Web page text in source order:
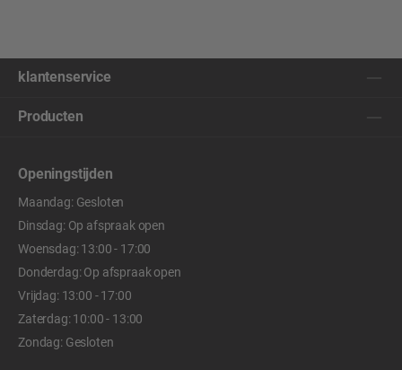
klantenservice
Producten
Openingstijden
Maandag: Gesloten
Dinsdag: Op afspraak open
Woensdag: 13:00 - 17:00
Donderdag: Op afspraak open
Vrijdag: 13:00 - 17:00
Zaterdag: 10:00 - 13:00
Zondag: Gesloten